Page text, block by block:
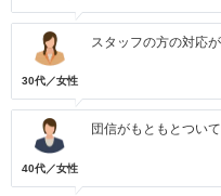
30代／女性
スタッフの方の対応が
40代／女性
団信がもともとついて